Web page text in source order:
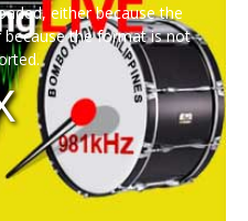
either because the
the format is not